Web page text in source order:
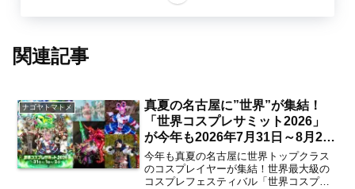
関連記事
ナゴヤトマトメ
真夏の名古屋に”世界”が集結！
「世界コスプレサミット2026」
が今年も2026年7月31日～8月2日
まで開催 注目企画が続々発表！
【まとめ／栄・矢場町・大須他】
今年も真夏の名古屋に世界トップクラス
のコスプレイヤーが集結！世界最大級の
コスプレフェスティバル「世界コスプレ